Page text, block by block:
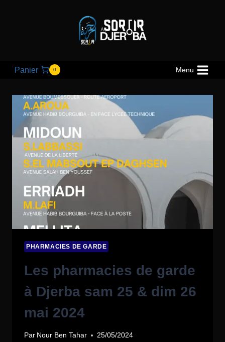
Panier 0 Menu
PHARMACIES DE GARDE
Les pharmacies de garde
à Djerba sam 25 & dim 26
mai 2024
Par Nour Ben Tahar 25/05/2024